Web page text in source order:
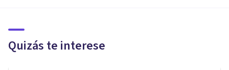
Quizás te interese